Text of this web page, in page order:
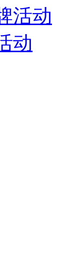
活动
动